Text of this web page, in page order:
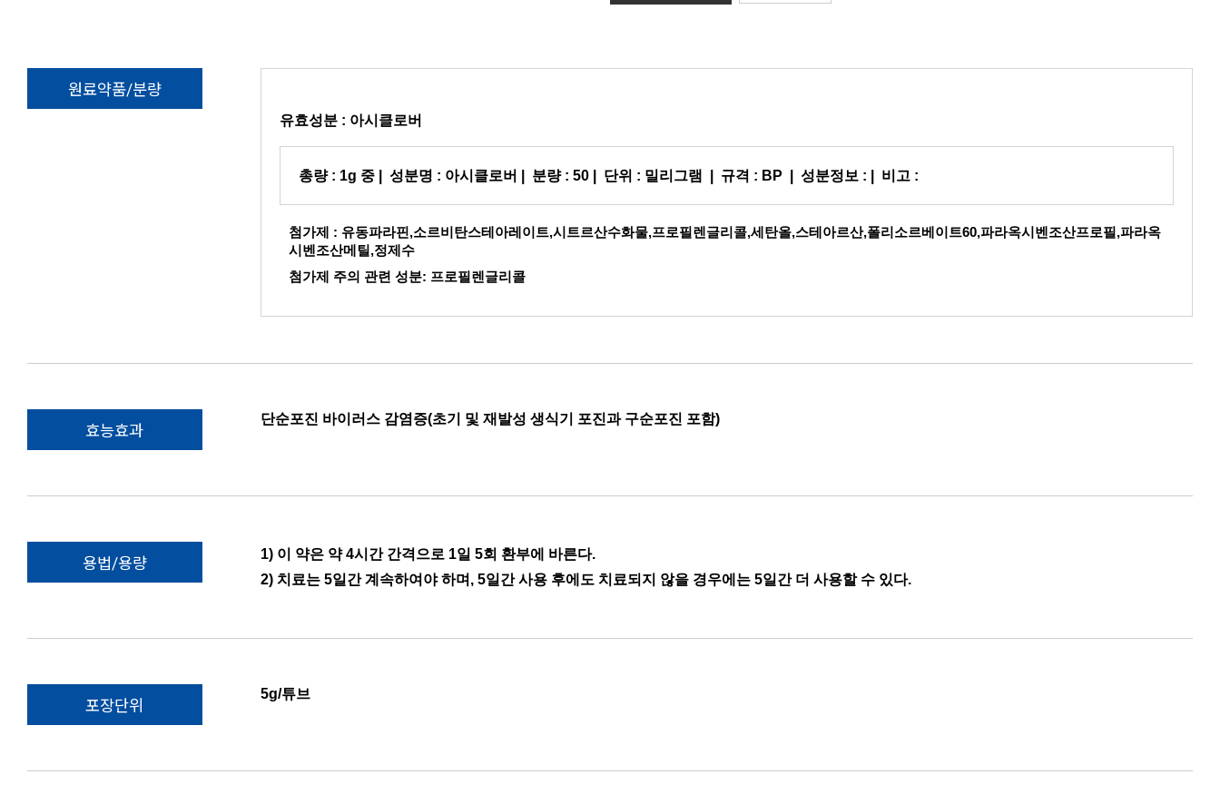
원료약품/분량
유효성분 : 아시클로버
총량 : 1g 중| 성분명 : 아시클로버 | 분량 : 50 | 단위 : 밀리그램 | 규격 : BP | 성분정보 : 비고 :
첨가제 : 유동파라핀,소르비탄스테아레이트,시트르산수화물,프로필렌글리콜,세탄올,스테아르산,폴리소르베이트60,파라옥시벤조산프로필,파라옥
시벤조산메틸,정제수
첨가제 주의 관련 성분: 프로필렌글리콜
효능효과
단순포진 바이러스 감염증(초기 및 재발성 생식기 포진과 구순포진 포함)
용법/용량
1) 이 약은 약 4시간 간격으로 1일 5회 환부에 바른다.
2) 치료는 5일간 계속하여야 하며, 5일간 사용 후에도 치료되지 않을 경우에는 5일간 더 사용할 수 있다.
포장단위
5g/튜브